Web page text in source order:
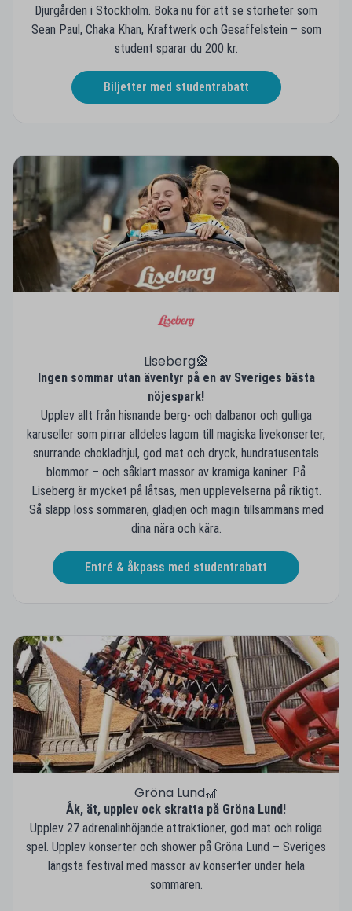
Djurgården i Stockholm. Boka nu för att se storheter som
Sean Paul, Chaka Khan, Kraftwerk och Gesaffelstein – som
student sparar du 200 kr.
Biljetter med studentrabatt
Liseberg🎡
Ingen sommar utan äventyr på en av Sveriges bästa
nöjespark!
Upplev allt från hisnande berg- och dalbanor och gulliga
karuseller som pirrar alldeles lagom till magiska livekonserter,
snurrande chokladhjul, god mat och dryck, hundratusentals
blommor – och såklart massor av kramiga kaniner. På
Liseberg är mycket på låtsas, men upplevelserna på riktigt.
Så släpp loss sommaren, glädjen och magin tillsammans med
dina nära och kära.
Entré & åkpass med studentrabatt
Gröna Lund🎢
Åk, ät, upplev ock skratta på Gröna Lund!
Upplev 27 adrenalinhöjande attraktioner, god mat och roliga
spel. Upplev konserter och shower på Gröna Lund – Sveriges
längsta festival med massor av konserter under hela
sommaren.